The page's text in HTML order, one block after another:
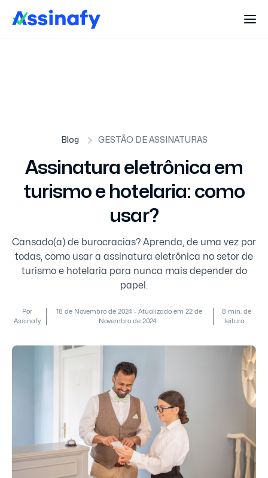
Blog GESTÃO DE ASSINATURAS
Assinatura eletrônica em
turismo e hotelaria: como
usar?
Cansado(a) de burocracias? Aprenda, de uma vez por
todas, como usar a assinatura eletrônica no setor de
turismo e hotelaria para nunca mais depender do
papel.
Por
Assinafy
18 de Novembro de 2024 - Atualizado em 22 de
Novembro de 2024
8 min. de
leitura